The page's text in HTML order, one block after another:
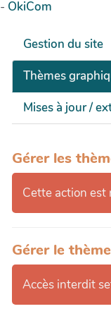
- OkiCom
Gestion du site
Thèmes
Mises à jour /
Gérer les
Cette action est
Gérer le
Accès interdit